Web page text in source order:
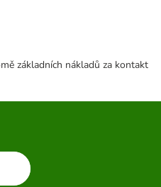
základních nákladů za kontakt